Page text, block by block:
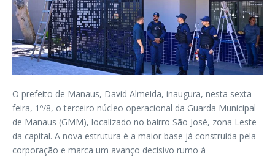
O prefeito de Manaus, David Almeida, inaugura, nesta sexta-
feira, 1º/8, o terceiro núcleo operacional da Guarda Municipal
de Manaus (GMM), localizado no bairro São José, zona Leste
da capital. A nova estrutura é a maior base já construída pela
corporação e marca um avanço decisivo rumo à